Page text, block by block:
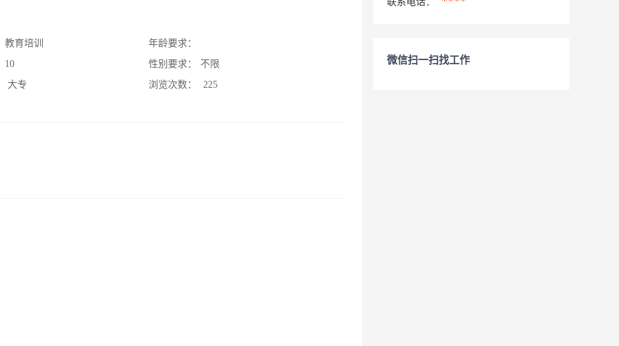
教育培训
10
大专
年龄要求：
性别要求：
不限
浏览次数：
225
微信扫一扫找工作